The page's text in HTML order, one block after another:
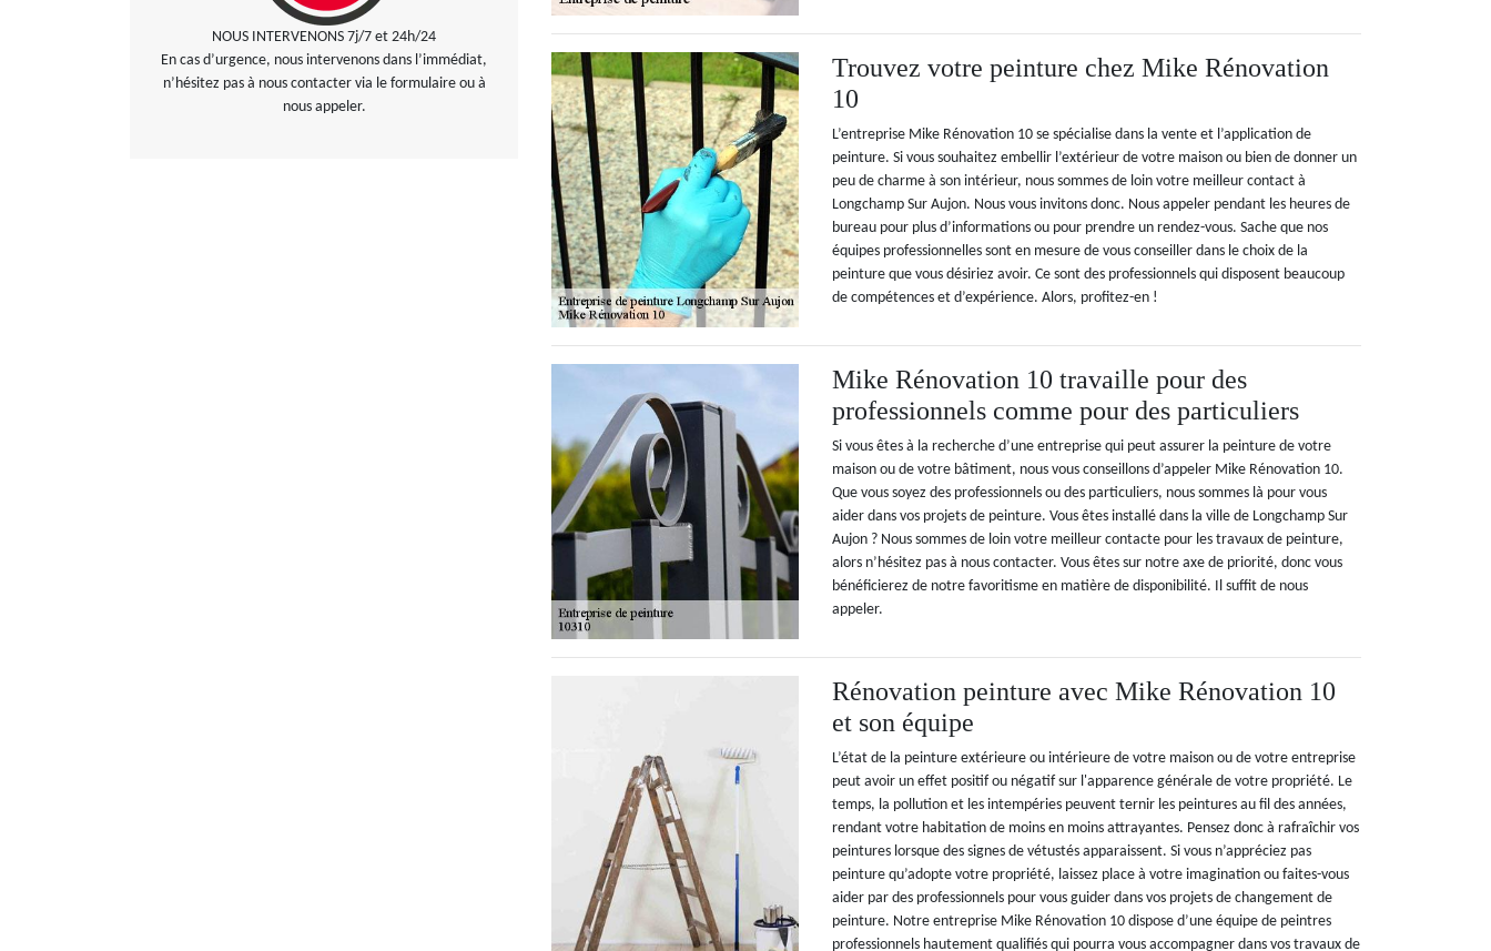
NOUS INTERVENONS 7j/7 et 24h/24
En cas d’urgence, nous intervenons dans l’immédiat,
n’hésitez pas à nous contacter via le formulaire ou à
nous appeler.
Trouvez votre peinture chez Mike Rénovation
10
L’entreprise Mike Rénovation 10 se spécialise dans la vente et l’application de
peinture. Si vous souhaitez embellir l’extérieur de votre maison ou bien de donner un
peu de charme à son intérieur, nous sommes de loin votre meilleur contact à
Longchamp Sur Aujon. Nous vous invitons donc. Nous appeler pendant les heures de
bureau pour plus d’informations ou pour prendre un rendez-vous. Sache que nos
équipes professionnelles sont en mesure de vous conseiller dans le choix de la
peinture que vous désiriez avoir. Ce sont des professionnels qui disposent beaucoup
de compétences et d’expérience. Alors, profitez-en !
Mike Rénovation 10 travaille pour des
professionnels comme pour des particuliers
Si vous êtes à la recherche d’une entreprise qui peut assurer la peinture de votre
maison ou de votre bâtiment, nous vous conseillons d’appeler Mike Rénovation 10.
Que vous soyez des professionnels ou des particuliers, nous sommes là pour vous
aider dans vos projets de peinture. Vous êtes installé dans la ville de Longchamp Sur
Aujon ? Nous sommes de loin votre meilleur contacte pour les travaux de peinture,
alors n’hésitez pas à nous contacter. Vous êtes sur notre axe de priorité, donc vous
bénéficierez de notre favoritisme en matière de disponibilité. Il suffit de nous
appeler.
Rénovation peinture avec Mike Rénovation 10
et son équipe
L’état de la peinture extérieure ou intérieure de votre maison ou de votre entreprise
peut avoir un effet positif ou négatif sur l'apparence générale de votre propriété. Le
temps, la pollution et les intempéries peuvent ternir les peintures au fil des années,
rendant votre habitation de moins en moins attrayantes. Pensez donc à rafraîchir vos
peintures lorsque des signes de vétustés apparaissent. Si vous n’appréciez pas
peinture qu’adopte votre propriété, laissez place à votre imagination ou faites-vous
aider par des professionnels pour vous guider dans vos projets de changement de
peinture. Notre entreprise Mike Rénovation 10 dispose d’une équipe de peintres
professionnels hautement qualifiés qui pourra vous accompagner dans vos travaux de